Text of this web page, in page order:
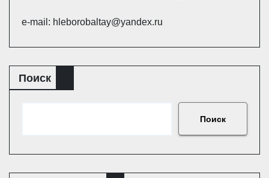
e-mail: hleborobaltay@yandex.ru
Поиск
Поиск